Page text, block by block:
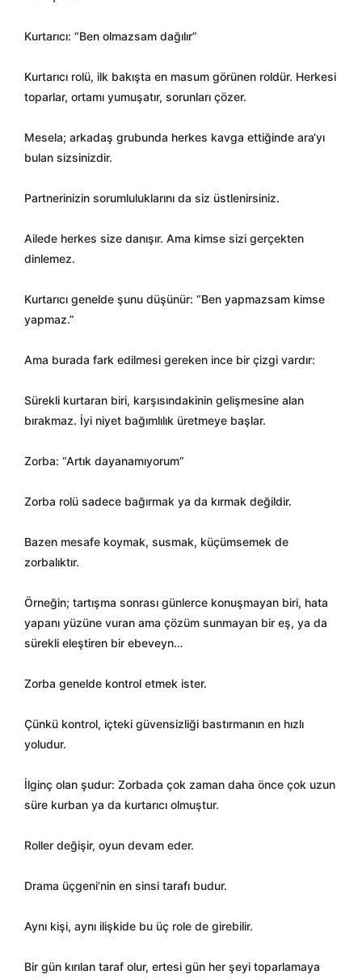
Kurtarıcı: “Ben olmazsam dağılır”
Kurtarıcı rolü, ilk bakışta en masum görünen roldür. Herkesi
toparlar, ortamı yumuşatır, sorunları çözer.
Mesela; arkadaş grubunda herkes kavga ettiğinde ara‘yı
bulan sizsinizdir.
Partnerinizin sorumluluklarını da siz üstlenirsiniz.
Ailede herkes size danışır. Ama kimse sizi gerçekten
dinlemez.
Kurtarıcı genelde şunu düşünür: “Ben yapmazsam kimse
yapmaz.”
Ama burada fark edilmesi gereken ince bir çizgi vardır:
Sürekli kurtaran biri, karşısındakinin gelişmesine alan
bırakmaz. İyi niyet bağımlılık üretmeye başlar.
Zorba: “Artık dayanamıyorum”
Zorba rolü sadece bağırmak ya da kırmak değildir.
Bazen mesafe koymak, susmak, küçümsemek de
zorbalıktır.
Örneğin; tartışma sonrası günlerce konuşmayan biri, hata
yapanı yüzüne vuran ama çözüm sunmayan bir eş, ya da
sürekli eleştiren bir ebeveyn…
Zorba genelde kontrol etmek ister.
Çünkü kontrol, içteki güvensizliği bastırmanın en hızlı
yoludur.
İlginç olan şudur: Zorbada çok zaman daha önce çok uzun
süre kurban ya da kurtarıcı olmuştur.
Roller değişir, oyun devam eder.
Drama üçgeni’nin en sinsi tarafı budur.
Aynı kişi, aynı ilişkide bu üç role de girebilir.
Bir gün kırılan taraf olur, ertesi gün her şeyi toparlamaya